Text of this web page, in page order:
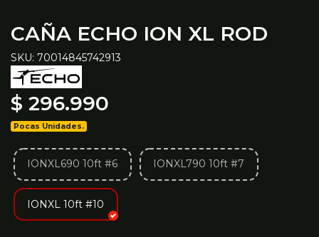
CAÑA ECHO ION XL ROD
SKU: 70014845742913
$ 296.990
Pocas Unidades.
IONXL690 10ft #6 IONXL790 10ft #7
IONXL 10ft #10